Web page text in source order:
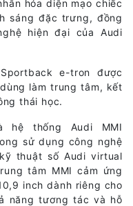
hóa diện mạo chiếc
sáng đặc trưng, đồng
hiện đại của Audi
e-tron được
làm trung tâm, kết
thái học.
hệ thống Audi MMI
sử dụng công nghệ
thuật số Audi virtual
tâm MMI cảm ứng
inch dành riêng cho
năng tương tác và hỗ